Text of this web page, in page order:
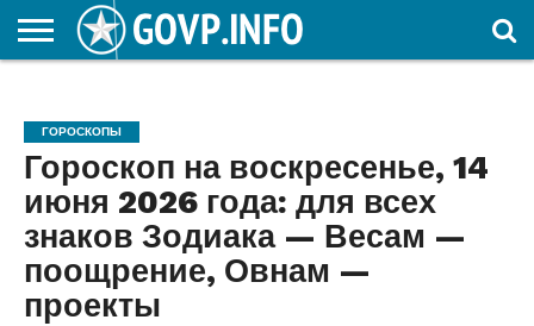
ОБРАЗОВАНИЕ
ГОРОСКОПЫ
Гороскоп на воскресенье, 14
июня 2026 года: для всех
знаков Зодиака — Весам —
поощрение, Овнам —
проекты